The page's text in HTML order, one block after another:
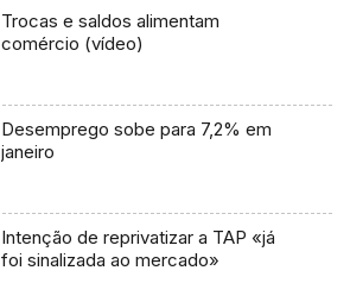
Trocas e saldos alimentam
comércio (vídeo)
Desemprego sobe para 7,2% em
janeiro
Intenção de reprivatizar a TAP «já
foi sinalizada ao mercado»